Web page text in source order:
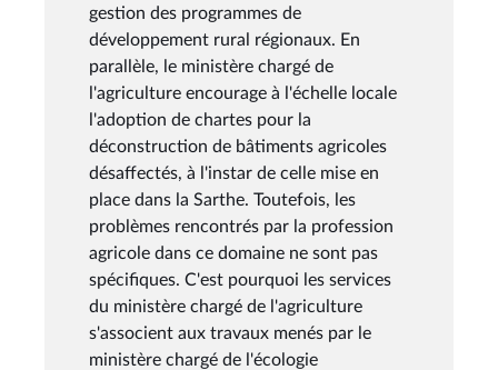
gestion des programmes de
développement rural régionaux. En
parallèle, le ministère chargé de
l'agriculture encourage à l'échelle locale
l'adoption de chartes pour la
déconstruction de bâtiments agricoles
désaffectés, à l'instar de celle mise en
place dans la Sarthe. Toutefois, les
problèmes rencontrés par la profession
agricole dans ce domaine ne sont pas
spécifiques. C'est pourquoi les services
du ministère chargé de l'agriculture
s'associent aux travaux menés par le
ministère chargé de l'écologie